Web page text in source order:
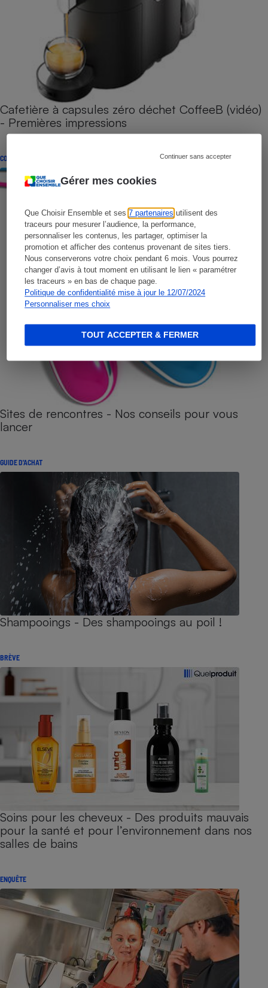
Gérer mes cookies
Que Choisir Ensemble et ses7 partenaires utilisent des
traceurs pour mesurer l’audience, la performance,
personnaliser les contenus, les partager, optimiser la
promotion et afficher des contenus provenant de sites tiers.
Nous conserverons votre choix pendant 6 mois. Vous pourrez
changer d’avis à tout moment en utilisant le lien « paramétrer
les traceurs » en bas de chaque page.
Politique de confidentialité mise à jour le 12/07/2024
Personnaliser mes choix
Continuer sans accepter
TOUT ACCEPTER & FERMER
Cafetière à capsules zéro déchet CoffeeB (vidéo)
- Premières impressions
CONSEILS
Sites de rencontres - Nos conseils pour vous
lancer
GUIDE D'ACHAT
Shampooings - Des shampooings au poil !
BRÈVE
Soins pour les cheveux - Des produits mauvais
pour la santé et pour l’environnement dans nos
salles de bains
ENQUÊTE